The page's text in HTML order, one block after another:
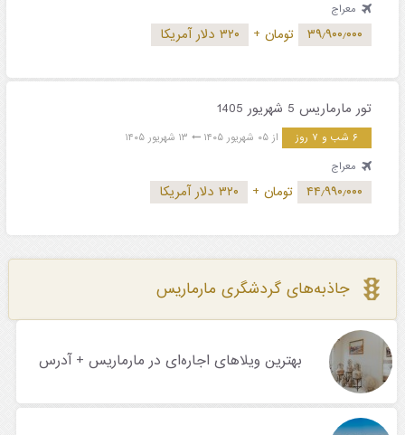
معراج
۳۹٫۹۰۰٫۰۰۰ تومان + ۳۲۰ دلار آمریکا
تور مارماریس 5 شهریور 1405
۶ شب و ۷ روز از ۰۵ شهریور ۱۴۰۵
۱۳ شهریور ۱۴۰۵
معراج
۴۴٫۹۹۰٫۰۰۰ تومان + ۳۲۰ دلار آمریکا
جاذبه‌های گردشگری مارماریس
بهترین ویلاهای اجاره‌ای در مارماریس + آدرس